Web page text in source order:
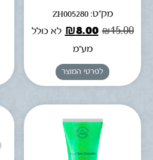
מק"ט: ZH005280
₪15.00
₪8.00
לא כולל
מע"מ
לפרטי המוצר